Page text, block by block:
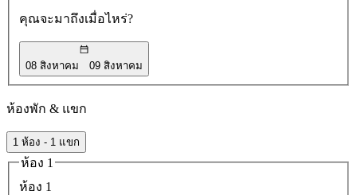
คุณจะมาถึงเมื่อไหร่?
08 สิงหาคม 09 สิงหาคม
ห้องพัก & แขก
1 ห้อง - 1 แขก
ห้อง 1
ห้อง 1